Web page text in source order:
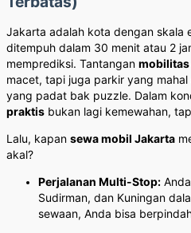
Jakarta adalah kota dengan skala
ditempuh dalam 30 menit atau 2
memprediksi. Tantangan mobilitas
macet, tapi juga parkir yang
yang padat bak puzzle. Dalam
praktis bukan lagi kemewahan,
Lalu, kapan sewa mobil Jakarta
akal?
Perjalanan Multi-Stop:
Sudirman, dan Kuningan
sewaan, Anda bisa